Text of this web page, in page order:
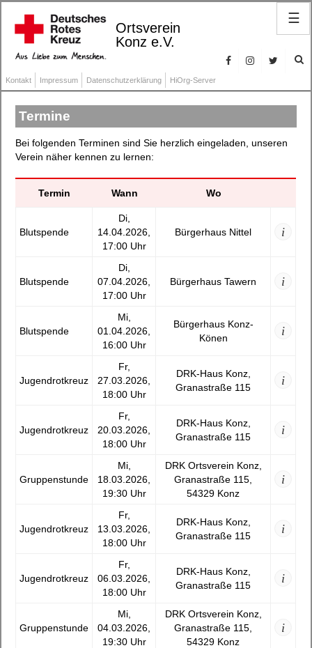
Ortsverein
Konz e.V.
Kontakt Impressum Datenschutzerklärung HiOrg-Server
☰
Termine
Bei folgenden Terminen sind Sie herzlich eingeladen, unseren
Verein näher kennen zu lernen:
Termin Wann Wo
Blutspende
Di,
14.04.2026,
17:00 Uhr
Bürgerhaus Nittel i
Blutspende
Di,
07.04.2026,
17:00 Uhr
Bürgerhaus Tawern i
Blutspende
Mi,
01.04.2026,
16:00 Uhr
Bürgerhaus Konz-
Könen
i
Jugendrotkreuz
Fr,
27.03.2026,
18:00 Uhr
DRK-Haus Konz,
Granastraße 115
i
Jugendrotkreuz
Fr,
20.03.2026,
18:00 Uhr
DRK-Haus Konz,
Granastraße 115
i
Gruppenstunde
Mi,
18.03.2026,
19:30 Uhr
DRK Ortsverein Konz,
Granastraße 115,
54329 Konz
i
Jugendrotkreuz
Fr,
13.03.2026,
18:00 Uhr
DRK-Haus Konz,
Granastraße 115
i
Jugendrotkreuz
Fr,
06.03.2026,
18:00 Uhr
DRK-Haus Konz,
Granastraße 115
i
Gruppenstunde
Mi,
04.03.2026,
19:30 Uhr
DRK Ortsverein Konz,
Granastraße 115,
54329 Konz
i